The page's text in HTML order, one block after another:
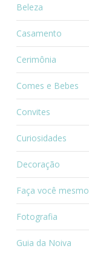
Beleza
Casamento
Cerimônia
Comes e Bebes
Convites
Curiosidades
Decoração
Faça você mesmo
Fotografia
Guia da Noiva